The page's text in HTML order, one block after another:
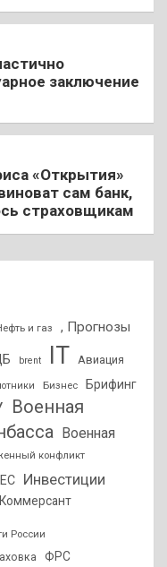
заключение
«Открытия»
сам банк,
страховщикам
и газ , Прогнозы
brent IT Авиация
Бизнес
Брифинг
Военная
Военная
конфликт
ЕС Инвестиции
Коммерсант
России
ФРС